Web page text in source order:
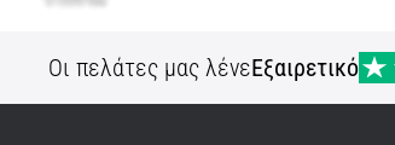
Οι πελάτες μας λένεΕξαιρετικό